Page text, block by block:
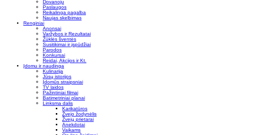
Dovanoju
Paslaugos
Reikalinga pagalba
Naujas skelbimas
Renginiai
Anonsai
Varžybos ir Rezultatai
Žūklės šventės
Susitikimai ir įspūdžiai
Parodos
Konkursai
Reidai, Akcijos ir Kt.
Įdomu ir naudinga
Kulinarija
Jūsų istorijos
Įdomūs straipsniai
TV laidos
Pažintiniai filmai
Batimetriniai planai
Linksma dalis
Karikatūros
Žvejo žodynėlis
Žvejų prietarai
Anekdotai
Vaikams